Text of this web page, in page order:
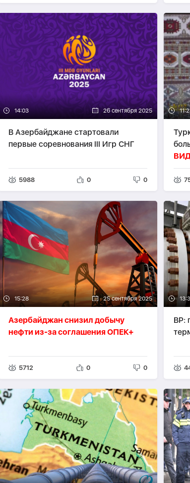
14:03 26 сентября 2025
В Азербайджане стартовали
первые соревнования III Игр СНГ
5988 0 0
15:28 25 сентября 2025
Азербайджан снизил добычу
нефти из-за соглашения ОПЕК+
5712 0 0
BP: